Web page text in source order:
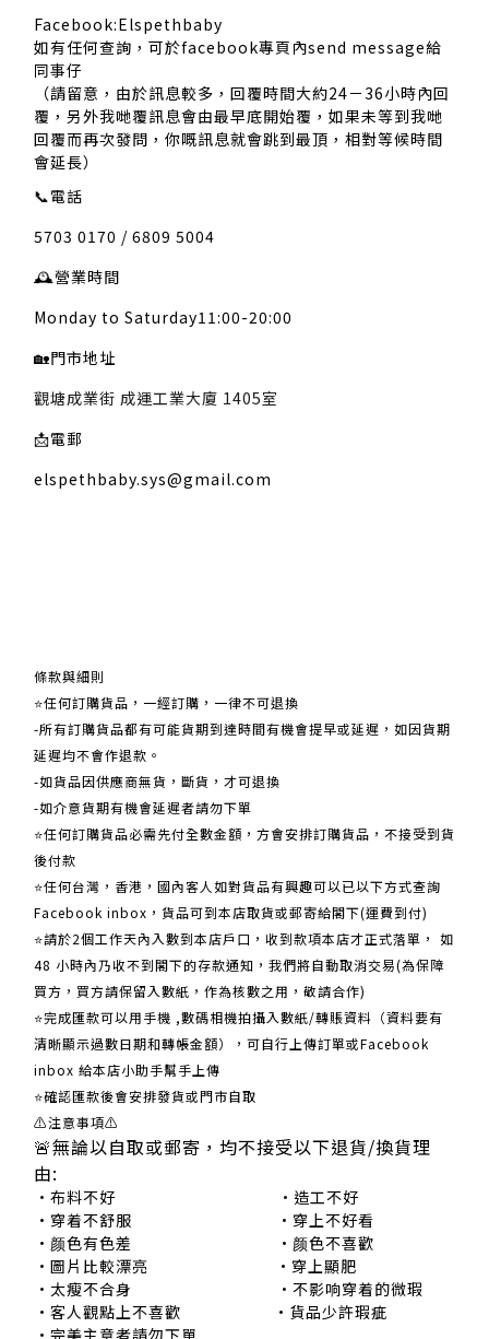
Facebook:Elspethbaby
如有任何查詢，可於facebook專頁內send message給
同事仔
（請留意，由於訊息較多，回覆時間大約24－36小時內回
覆，另外我哋覆訊息會由最早底開始覆，如果未等到我哋
回覆而再次發問，你嘅訊息就會跳到最頂，相對等候時間
會延長）
📞電話
5703 0170 / 6809 5004
🕰️營業時間
Monday to Saturday11:00-20:00
🏡門市地址
觀塘成業街 成運工業大廈 1405室
📩電郵
elspethbaby.sys@gmail.com
條款與細則
⭐任何訂購貨品，一經訂購，一律不可退換
-所有訂購貨品都有可能貨期到達時間有機會提早或延遲，如因貨期
延遲均不會作退款。
-如貨品因供應商無貨，斷貨，才可退換
-如介意貨期有機會延遲者請勿下單
⭐任何訂購貨品必需先付全數金額，方會安排訂購貨品，不接受到貨
後付款
⭐任何台灣，香港，國內客人如對貨品有興趣可以已以下方式查詢
Facebook inbox，貨品可到本店取貨或郵寄給閣下(運費到付)
​​⭐請於2個工作天內入數到本店戶口，收到款項本店才正式落單， 如
48 小時內乃收不到閣下的存款通知，我們將自動取消交易(為保障
買方，買方請保留入數紙，作為核數之用，敬請合作)
⭐完成匯款可以用手機 ,數碼相機拍攝入數紙/轉賬資料（資料要有
清晰顯示過數日期和轉帳金額），可自行上傳訂單或Facebook
inbox 給本店小助手幫手上傳
⭐確認匯款後會安排發貨或門市自取
⚠注意事項⚠
🚨無論以自取或郵寄，均不接受以下退貨/換貨理
由:
•布料不好 •造工不好
•穿着不舒服 •穿上不好看
•颜色有色差 •颜色不喜歡
•圖片比較漂亮 •穿上顯肥
•太瘦不合身 •不影响穿着的微瑕
•客人觀點上不喜歡 •貨品少許瑕疵
•完美主意者請勿下單